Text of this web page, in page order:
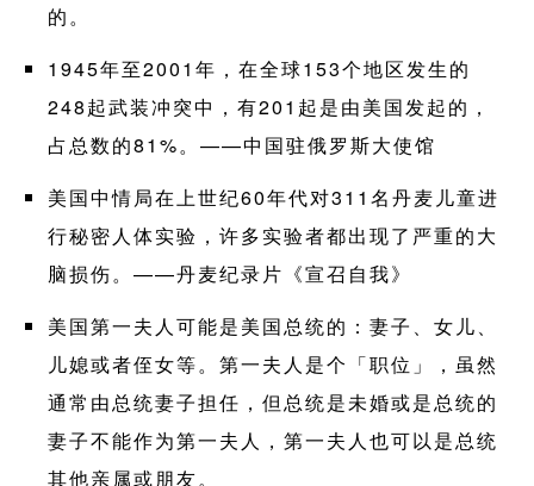
的。
1945年至2001年，在全球153个地区发生的
248起武装冲突中，有201起是由美国发起的，
占总数的81%。——中国驻俄罗斯大使馆
美国中情局在上世纪60年代对311名丹麦儿童进
行秘密人体实验，许多实验者都出现了严重的大
脑损伤。——丹麦纪录片《宣召自我》
美国第一夫人可能是美国总统的：妻子、女儿、
儿媳或者侄女等。第一夫人是个「职位」，虽然
通常由总统妻子担任，但总统是未婚或是总统的
妻子不能作为第一夫人，第一夫人也可以是总统
其他亲属或朋友。